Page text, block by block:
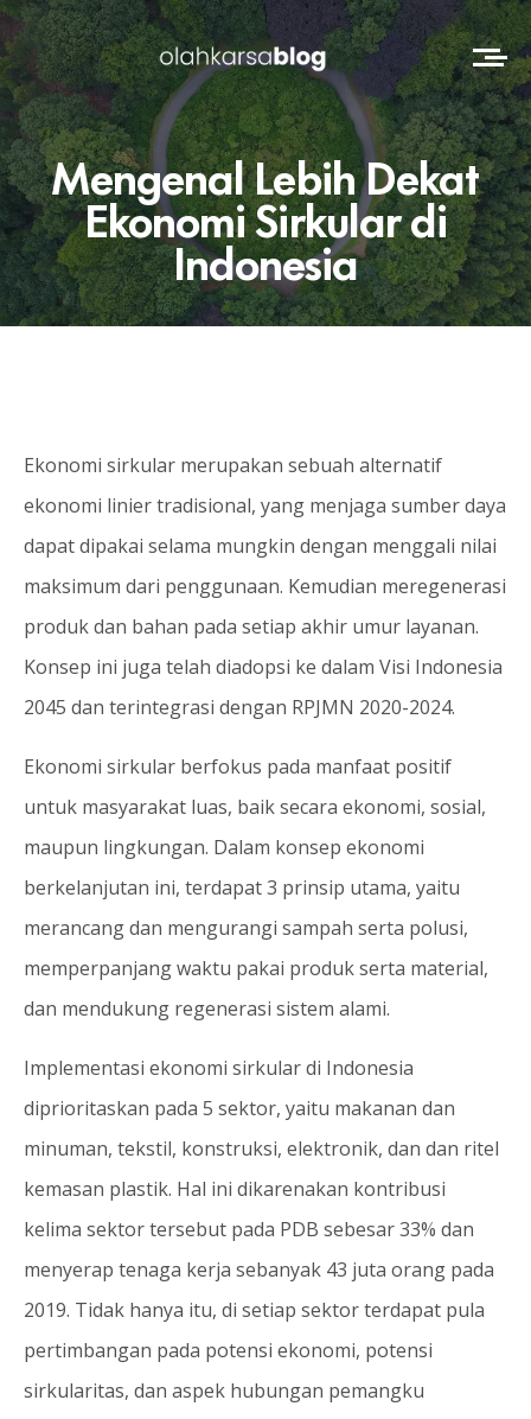
Mengenal Lebih Dekat
Ekonomi Sirkular di
Indonesia
Ekonomi sirkular merupakan sebuah alternatif
ekonomi linier tradisional, yang menjaga sumber daya
dapat dipakai selama mungkin dengan menggali nilai
maksimum dari penggunaan. Kemudian meregenerasi
produk dan bahan pada setiap akhir umur layanan.
Konsep ini juga telah diadopsi ke dalam Visi Indonesia
2045 dan terintegrasi dengan RPJMN 2020-2024.
Ekonomi sirkular berfokus pada manfaat positif
untuk masyarakat luas, baik secara ekonomi, sosial,
maupun lingkungan. Dalam konsep ekonomi
berkelanjutan ini, terdapat 3 prinsip utama, yaitu
merancang dan mengurangi sampah serta polusi,
memperpanjang waktu pakai produk serta material,
dan mendukung regenerasi sistem alami.
Implementasi ekonomi sirkular di Indonesia
diprioritaskan pada 5 sektor, yaitu makanan dan
minuman, tekstil, konstruksi, elektronik, dan dan ritel
kemasan plastik. Hal ini dikarenakan kontribusi
kelima sektor tersebut pada PDB sebesar 33% dan
menyerap tenaga kerja sebanyak 43 juta orang pada
2019. Tidak hanya itu, di setiap sektor terdapat pula
pertimbangan pada potensi ekonomi, potensi
sirkularitas, dan aspek hubungan pemangku